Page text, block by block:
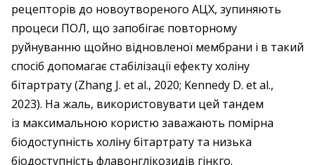
рецепторів до новоутвореного АЦХ, зупиняють
процеси ПОЛ, що запобігає повторному
руйнуванню щойно відновленої мембрани і в такий
спосіб допомагає стабілізації ефекту холіну
бітартрату (Zhang J. et al., 2020; Kennedy D. et al.,
2023). На жаль, використовувати цей тандем
із максимальною користю заважають помірна
біодоступність холіну бітартрату та низька
біодоступність флавонглікозидів гінкго.